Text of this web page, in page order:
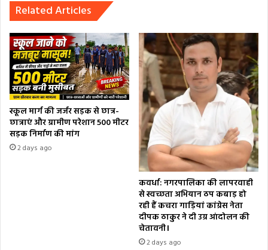
Related Articles
स्कूल मार्ग की जर्जर सड़क से छात्र-
छात्राएं और ग्रामीण परेशान 500 मीटर
सड़क निर्माण की मांग
2 days ago
कवर्धा: नगरपालिका की लापरवाही
से स्वच्छता अभियान ठप कबाड़ हो
रही हैं कचरा गाड़ियां कांग्रेस नेता
दीपक ठाकुर ने दी उग्र आंदोलन की
चेतावनी।
2 days ago